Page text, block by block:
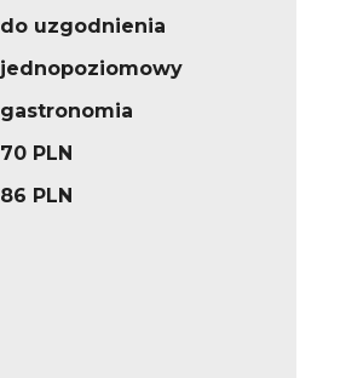
do uzgodnienia
jednopoziomowy
gastronomia
70 PLN
86 PLN